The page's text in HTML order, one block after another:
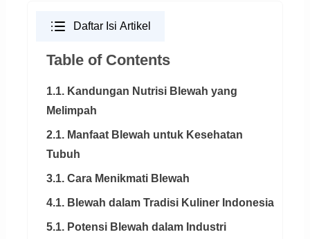
Daftar Isi Artikel
Table of Contents
1.1. Kandungan Nutrisi Blewah yang
Melimpah
2.1. Manfaat Blewah untuk Kesehatan
Tubuh
3.1. Cara Menikmati Blewah
4.1. Blewah dalam Tradisi Kuliner Indonesia
5.1. Potensi Blewah dalam Industri